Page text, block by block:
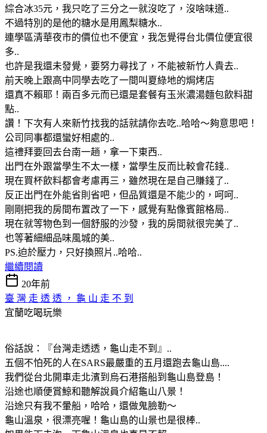
綜合冰35元，我只吃了三分之一就沒吃了，沒啥味道..
不過特別的是他的糖水是用鳳梨糖水..
連學區清華夜市的價位也不便宜，我怎覺得台北價位便宜很
多..
也許是我還未發覺，要努力尋找了，不能被新竹人貴去..
前天晚上跟高中同學去吃了一間叫夏綠地的焗烤店
還真不賴耶！兩百多元而已還是套餐有玉米濃湯麵包飲料甜
點..
讚！下次有人來新竹找我的話就請你去吃..哈哈～夠意思吧！
公司同事都還蠻好相處的..
這禮拜要回去台南一趟，拿一下東西..
出門在外跟當學生不太一樣，當學生反而比較會花錢..
現在買杯飲料都會考慮再三，雖然現在是自己賺錢了..
反正出門在外能省則省吧，但品質還是不能少的，呵呵..
剛剛把我的房間布置改了一下，感覺有點像賓館格局..
現在就等物色到一個舒服的沙發，我的房間就很完美了..
也等著細細品味風城的美..
PS.迫於壓力，只好換照片..哈哈..
繼續閱讀
20年前
臺 灣 走 透 透 ， 龜 山 走 不 到
宜蘭吃喝玩樂
俗話說：『台灣走透透，龜山走不到』..
五個不怕死的人在SARS最嚴重的五月還跑去龜山島....
我們從台北開車走北濱到烏石港搭船到龜山島登島！
沿途也順便賞鯨和聽解說員介紹龜山八景！
沿途只有我不暈船，哈哈，還做鬼臉勒～
龜山溫泉，很漂亮喔！龜山島的山景也是很棒..